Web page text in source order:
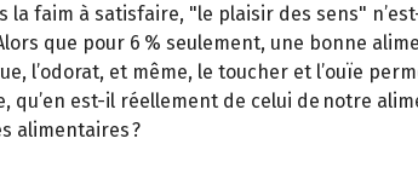
faim à satisfaire, "le plaisir des sens"
que pour 6 % seulement, une bonne
l’odorat, et même, le toucher et l’ouïe
qu’en est-il réellement de celui de notre
alimentaires ?